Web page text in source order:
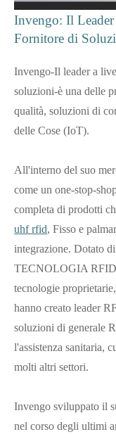
Invengo: Il
Fornitore di
Invengo-Il leader a
soluzioni-è una delle
qualità, soluzioni di
delle Cose (IoT).
All'interno del suo
come un one-stop-
completa di prodotti
uhf rfid, Fisso e
integrazione. Dotato
TECNOLOGIA RFID
tecnologie
hanno creato leader
soluzioni di generale
l'assistenza sanitaria,
molti altri settori.
Invengo sviluppato il
nel corso degli ultimi